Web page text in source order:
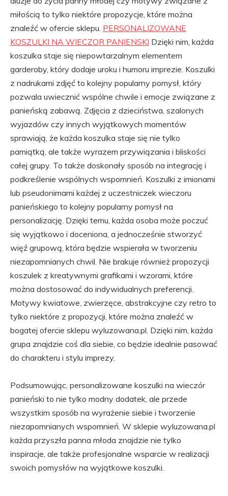
miłością to tylko niektóre propozycje, które można
znaleźć w ofercie sklepu. PERSONALIZOWANE
KOSZULKI NA WIECZOR PANIENSKI Dzięki nim, każda
koszulka staje się niepowtarzalnym elementem
garderoby, który dodaje uroku i humoru imprezie. Koszulki
z nadrukami zdjęć to kolejny popularny pomysł, który
pozwala uwiecznić wspólne chwile i emocje związane z
panieńską zabawą. Zdjęcia z dzieciństwa, szalonych
wyjazdów czy innych wyjątkowych momentów
sprawiają, że każda koszulka staje się nie tylko
pamiątką, ale także wyrazem przywiązania i bliskości
całej grupy. To także doskonały sposób na integrację i
podkreślenie wspólnych wspomnień. Koszulki z imionami
lub pseudonimami każdej z uczestniczek wieczoru
panieńskiego to kolejny popularny pomysł na
personalizację. Dzięki temu, każda osoba może poczuć
się wyjątkowo i doceniona, a jednocześnie stworzyć
więź grupową, która będzie wspierała w tworzeniu
niezapomnianych chwil. Nie brakuje również propozycji
koszulek z kreatywnymi grafikami i wzorami, które
można dostosować do indywidualnych preferencji.
Motywy kwiatowe, zwierzęce, abstrakcyjne czy retro to
tylko niektóre z propozycji, które można znaleźć w
bogatej ofercie sklepu wyluzowana.pl. Dzięki nim, każda
grupa znajdzie coś dla siebie, co będzie idealnie pasować
do charakteru i stylu imprezy.
Podsumowując, personalizowane koszulki na wieczór
panieński to nie tylko modny dodatek, ale przede
wszystkim sposób na wyrażenie siebie i tworzenie
niezapomnianych wspomnień. W sklepie wyluzowana.pl
każda przyszła panna młoda znajdzie nie tylko
inspiracje, ale także profesjonalne wsparcie w realizacji
swoich pomysłów na wyjątkowe koszulki.